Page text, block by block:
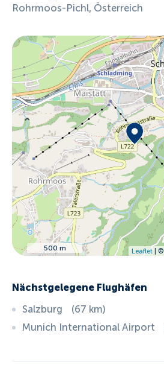
Rohrmoos-Pichl, Österreich
500 m Leaflet| ©
Nächstgelegene Flughäfen
Salzburg
(67 km)
Munich International Airport